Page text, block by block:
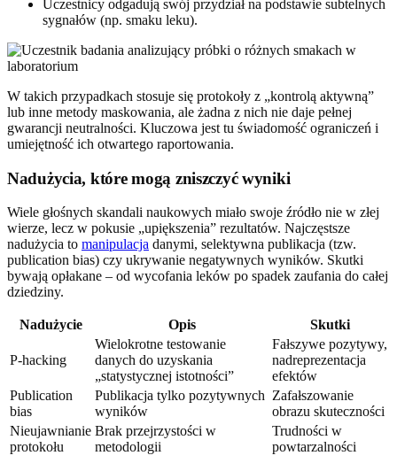
Uczestnicy odgadują swój przydział na podstawie subtelnych
sygnałów (np. smaku leku).
W takich przypadkach stosuje się protokoły z „kontrolą aktywną”
lub inne metody maskowania, ale żadna z nich nie daje pełnej
gwarancji neutralności. Kluczowa jest tu świadomość ograniczeń i
umiejętność ich otwartego raportowania.
Nadużycia, które mogą zniszczyć wyniki
Wiele głośnych skandali naukowych miało swoje źródło nie w złej
wierze, lecz w pokusie „upiększenia” rezultatów. Najczęstsze
nadużycia to manipulacja danymi, selektywna publikacja (tzw.
publication bias) czy ukrywanie negatywnych wyników. Skutki
bywają opłakane – od wycofania leków po spadek zaufania do całej
dziedziny.
Nadużycie Opis Skutki
P-hacking
Wielokrotne testowanie
danych do uzyskania
„statystycznej istotności”
Fałszywe pozytywy,
nadreprezentacja
efektów
Publication
bias
Publikacja tylko pozytywnych
wyników
Zafałszowanie
obrazu skuteczności
Nieujawnianie
protokołu
Brak przejrzystości w
metodologii
Trudności w
powtarzalności